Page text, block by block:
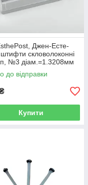
Джен-Есте-
скловолоконні
№3 діам.=1.3208мм
до відправки
Купити